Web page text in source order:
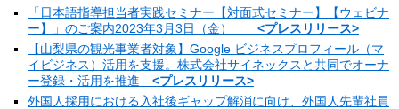
「日本語指導担当者実践セミナー【対面式セミナー】【ウェビナ
ー】」のご案内2023年3月3日（金） <プレスリリース>
【山梨県の観光事業者対象】Google ビジネスプロフィール（マ
イビジネス）活用を支援。株式会社サイネックスと共同でオーナ
ー登録・活用を推進 <プレスリリース>
外国人採用における入社後ギャップ解消に向け、外国人先輩社員